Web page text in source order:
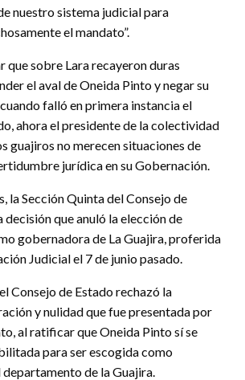
nuestro sistema judicial para
el mandato”.
que sobre Lara recayeron duras
el aval de Oneida Pinto y negar su
falló en primera instancia el
ahora el presidente de la colectividad
guajiros no merecen situaciones de
jurídica en su Gobernación.
la Sección Quinta del Consejo de
que anuló la elección de
gobernadora de La Guajira, proferida
Judicial el 7 de junio pasado.
Consejo de Estado rechazó la
y nulidad que fue presentada por
al ratificar que Oneida Pinto sí se
para ser escogida como
de la Guajira.